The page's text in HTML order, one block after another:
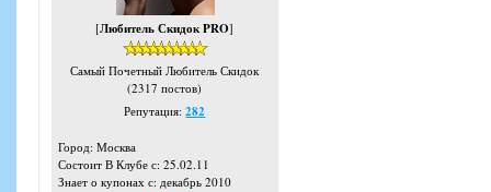
[Любитель Скидок PRO]
Самый Почетный Любитель Скидок
(2317 постов)
Репутация:282
Город: Москва
Состоит В Клубе с: 25.02.11
Знает о купонах с: декабрь 2010